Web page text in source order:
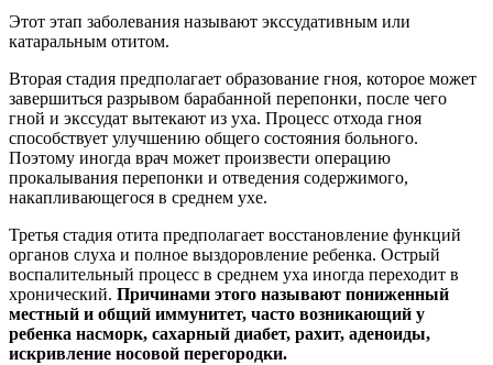
Этот этап заболевания называют экссудативным или
катаральным отитом.
Вторая стадия предполагает образование гноя, которое может
завершиться разрывом барабанной перепонки, после чего
гной и экссудат вытекают из уха. Процесс отхода гноя
способствует улучшению общего состояния больного.
Поэтому иногда врач может произвести операцию
прокалывания перепонки и отведения содержимого,
накапливающегося в среднем ухе.
Третья стадия отита предполагает восстановление функций
органов слуха и полное выздоровление ребенка. Острый
воспалительный процесс в среднем уха иногда переходит в
хронический. Причинами этого называют пониженный
местный и общий иммунитет, часто возникающий у
ребенка насморк, сахарный диабет, рахит, аденоиды,
искривление носовой перегородки.